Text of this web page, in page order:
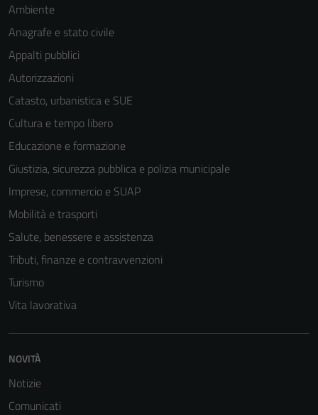
Ambiente
Anagrafe e stato civile
Appalti pubblici
Autorizzazioni
Catasto, urbanistica e SUE
Cultura e tempo libero
Educazione e formazione
Giustizia, sicurezza pubblica e polizia municipale
Imprese, commercio e SUAP
Mobilità e trasporti
Salute, benessere e assistenza
Tributi, finanze e contravvenzioni
Turismo
Vita lavorativa
NOVITÀ
Notizie
Comunicati